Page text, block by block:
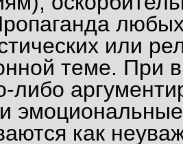
или
теме. При
либо
как